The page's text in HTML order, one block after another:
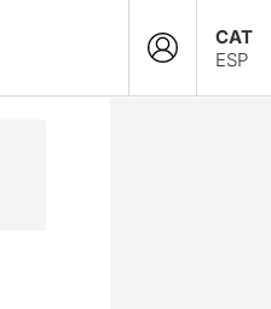
CAT
ESP